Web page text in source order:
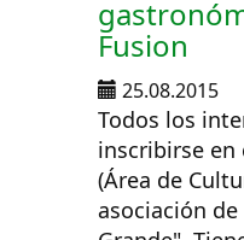
Fusion
25.08.2015
Todos los
inscribirse
(Área de
asociación de